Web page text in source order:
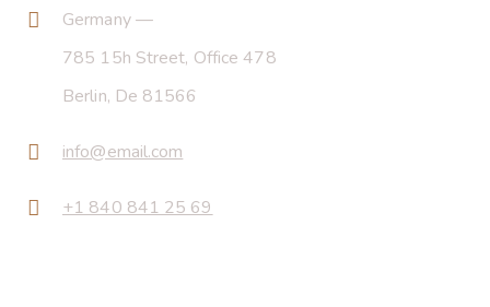
Germany —
785 15h Street, Office 478
Berlin, De 81566
info@email.com
+1 840 841 25 69